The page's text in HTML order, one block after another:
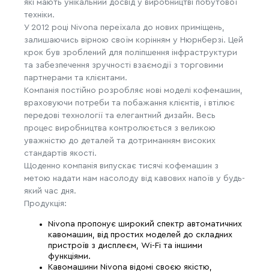
які мають унікальний досвід у виробництві побутової
техніки.
У 2012 році Nivona переїхала до нових приміщень,
залишаючись вірною своїм корінням у Нюрнберзі. Цей
крок був зроблений для поліпшення інфраструктури
та забезпечення зручності взаємодії з торговими
партнерами та клієнтами.
Компанія постійно розробляє нові моделі кофемашин,
враховуючи потреби та побажання клієнтів, і втілює
передові технології та елегантний дизайн. Весь
процес виробництва контролюється з великою
уважністю до деталей та дотриманням високих
стандартів якості.
Щоденно компанія випускає тисячі кофемашин з
метою надати нам насолоду від кавових напоїв у будь-
який час дня.
Продукція:
Nivona пропонує широкий спектр автоматичних
кавомашин, від простих моделей до складних
пристроїв з дисплеєм, Wi-Fi та іншими
функціями.
Кавомашини Nivona відомі своєю якістю,